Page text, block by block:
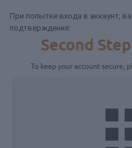
При попытке входа в аккаунт,
подтверждения: